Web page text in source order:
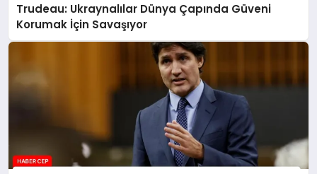
Trudeau: Ukraynalılar Dünya Çapında Güveni
Korumak İçin Savaşıyor